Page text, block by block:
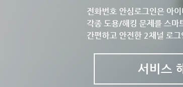
전화번호 안심로그인은 아
각종 도용/해킹 문제를 스
간편하고 안전한 2채널 로그
서비스